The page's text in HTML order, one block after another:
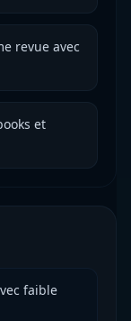
revue avec
et
faible